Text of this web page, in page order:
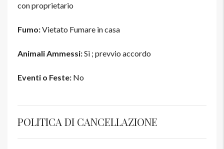
con proprietario
Fumo:Vietato Fumare in casa
Animali Ammessi:Si ; prevvio accordo
Eventi o Feste: No
POLITICA DI CANCELLAZIONE